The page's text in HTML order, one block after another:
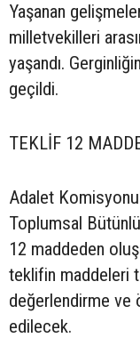
Yaşanan
milletvekilleri
yaşandı.
geçildi.
TEKLİF 12
Adalet
Toplumsal
12 maddeden
teklifin maddeleri
değerlendirme ve
edilecek.